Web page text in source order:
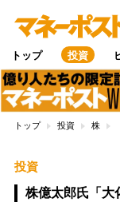
トップ 投資
トップ 投資 株
投資
株億太郎氏「大